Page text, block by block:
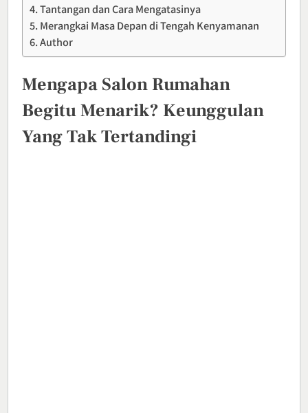
Tantangan dan Cara Mengatasinya
Merangkai Masa Depan di Tengah Kenyamanan
Author
Mengapa Salon Rumahan
Begitu Menarik? Keunggulan
Yang Tak Tertandingi